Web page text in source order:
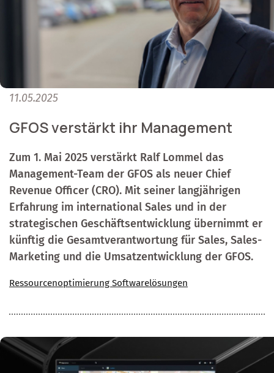
11.05.2025
GFOS verstärkt ihr Management
Zum 1. Mai 2025 verstärkt Ralf Lommel das
Management-Team der GFOS als neuer Chief
Revenue Officer (CRO). Mit seiner langjährigen
Erfahrung im international Sales und in der
strategischen Geschäftsentwicklung übernimmt er
künftig die Gesamtverantwortung für Sales, Sales-
Marketing und die Umsatzentwicklung der GFOS.
Ressourcenoptimierung Softwarelösungen